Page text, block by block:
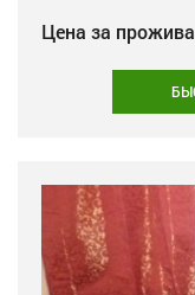
Цена за